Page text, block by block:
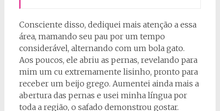
Consciente disso, dediquei mais atenção a essa
área, mamando seu pau por um tempo
considerável, alternando com um bola gato.
Aos poucos, ele abriu as pernas, revelando para
mim um cu extremamente lisinho, pronto para
receber um beijo grego. Aumentei ainda mais a
abertura das pernas e usei minha língua por
toda a região, o safado demonstrou gostar.